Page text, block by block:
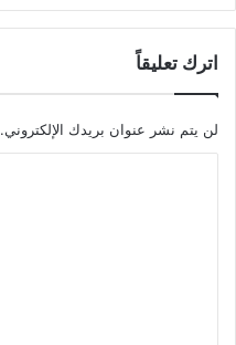
اترك تعليقاً
لن يتم نشر عنوان بريدك الإلكتروني.